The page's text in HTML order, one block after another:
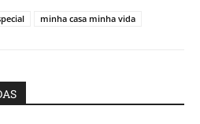
minha casa minha vida